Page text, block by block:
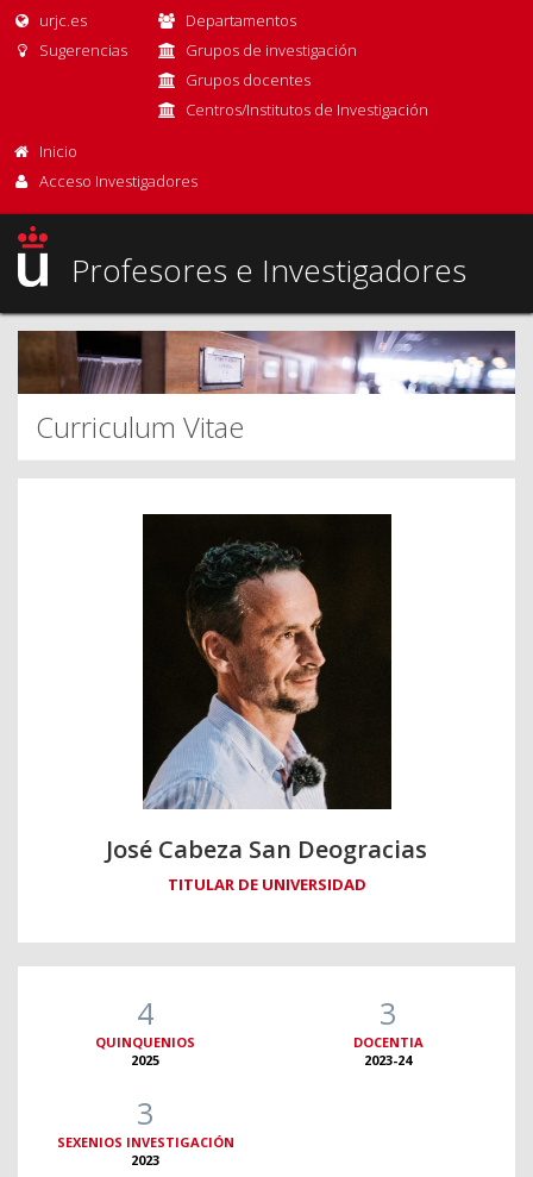
urjc.es
Sugerencias
Departamentos
Grupos de investigación
Grupos docentes
Centros/Institutos de Investigación
Inicio
Acceso Investigadores
Profesores e Investigadores
Curriculum Vitae
José Cabeza San Deogracias
TITULAR DE UNIVERSIDAD
4
QUINQUENIOS
2025
3
DOCENTIA
2023-24
3
SEXENIOS INVESTIGACIÓN
2023